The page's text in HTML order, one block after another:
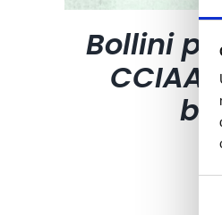
Bollini
CCIAA